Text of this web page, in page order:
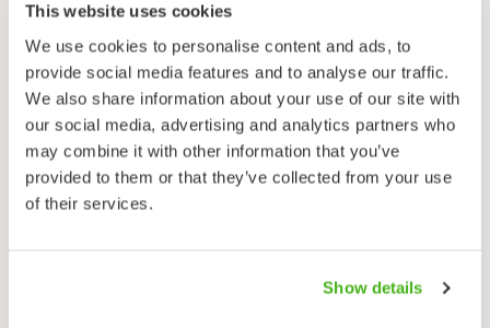
This website uses cookies
We use cookies to personalise content and ads, to
provide social media features and to analyse our traffic.
We also share information about your use of our site with
our social media, advertising and analytics partners who
may combine it with other information that you’ve
provided to them or that they’ve collected from your use
of their services.
Show details